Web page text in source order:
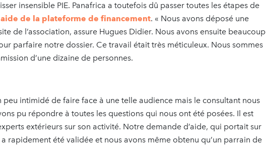
insensible PIE. Panafrica a toutefois dû passer toutes les étapes de
de la plateforme de financement. « Nous avons déposé une
de l’association, assure Hugues Didier. Nous avons ensuite beaucoup
parfaire notre dossier. Ce travail était très méticuleux. Nous sommes
d’une dizaine de personnes.
peu intimidé de faire face à une telle audience mais le consultant nous
pu répondre à toutes les questions qui nous ont été posées. Il est
extérieurs sur son activité. Notre demande d’aide, qui portait sur
rapidement été validée et nous avons même obtenu qu’un parrain de